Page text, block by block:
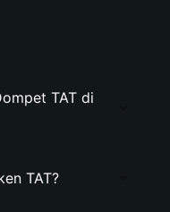
TAT di
TAT?